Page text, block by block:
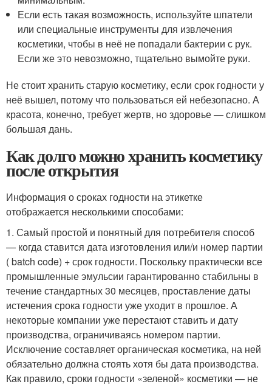
Если есть такая возможность, используйте шпатели
или специальные инструменты для извлечения
косметики, чтобы в неё не попадали бактерии с рук.
Если же это невозможно, тщательно вымойте руки.
Не стоит хранить старую косметику, если срок годности у
неё вышел, потому что пользоваться ей небезопасно. А
красота, конечно, требует жертв, но здоровье — слишком
большая дань.
Как долго можно хранить косметику
после открытия
Информация о сроках годности на этикетке
отображается несколькими способами:
1. Самый простой и понятный для потребителя способ
— когда ставится дата изготовления или/и номер партии
( batch code) + срок годности. Поскольку практически все
промышленные эмульсии гарантированно стабильны в
течение стандартных 30 месяцев, проставление даты
истечения срока годности уже уходит в прошлое. А
некоторые компании уже перестают ставить и дату
производства, ограничиваясь номером партии.
Исключение составляет органическая косметика, на ней
обязательно должна стоять хотя бы дата производства.
Как правило, сроки годности «зеленой» косметики — не